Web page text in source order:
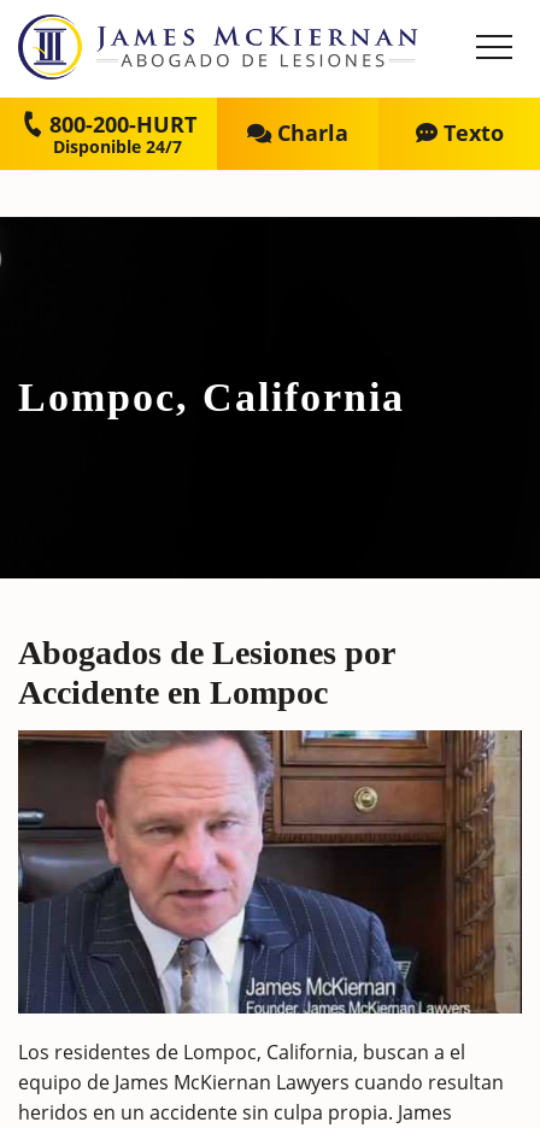
800-200-HURT Charla Texto
Lompoc, California
Abogados de Lesiones por
Accidente en Lompoc
Los residentes de Lompoc, California, buscan a el
equipo de James McKiernan Lawyers cuando resultan
heridos en un accidente sin culpa propia. James